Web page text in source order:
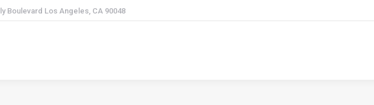
Boulevard Los Angeles, CA 90048